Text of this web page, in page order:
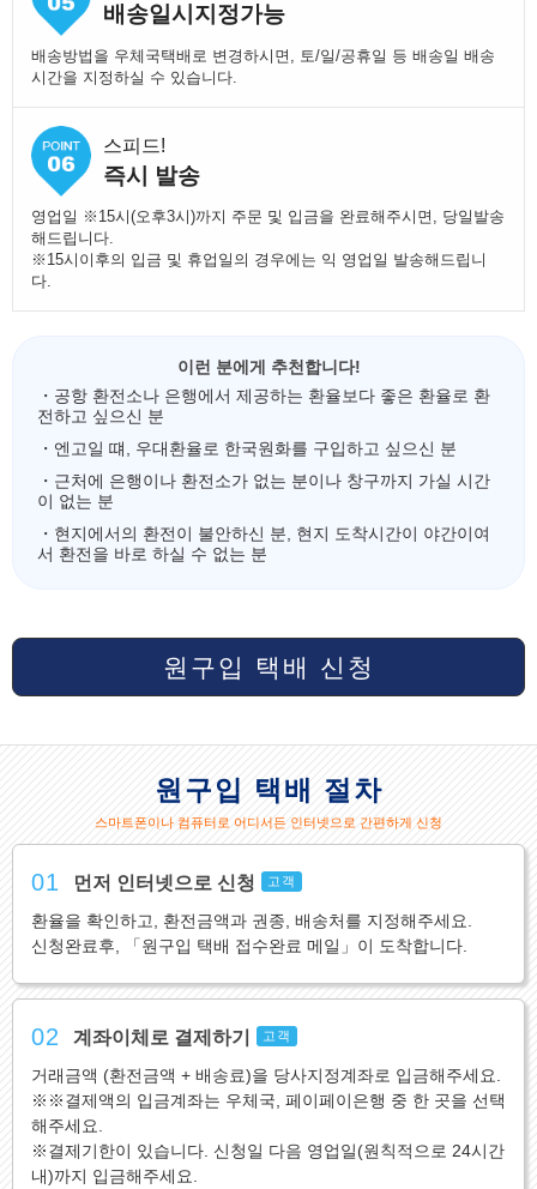
배송일시지정가능
배송방법을 우체국택배로 변경하시면, 토/일/공휴일 등 배송일 배송
시간을 지정하실 수 있습니다.
스피드!
즉시 발송
영업일 ※15시(오후3시)까지 주문 및 입금을 완료해주시면, 당일발송
해드립니다.
※15시이후의 입금 및 휴업일의 경우에는 익 영업일 발송해드립니
다.
이런 분에게 추천합니다!
・공항 환전소나 은행에서 제공하는 환율보다 좋은 환율로 환
전하고 싶으신 분
・엔고일 떄, 우대환율로 한국원화를 구입하고 싶으신 분
・근처에 은행이나 환전소가 없는 분이나 창구까지 가실 시간
이 없는 분
・현지에서의 환전이 불안하신 분, 현지 도착시간이 야간이여
서 환전을 바로 하실 수 없는 분
원구입 택배 신청
원구입 택배 절차
스마트폰이나 컴퓨터로 어디서든 인터넷으로 간편하게 신청
01 먼저 인터넷으로 신청 고객
환율을 확인하고, 환전금액과 권종, 배송처를 지정해주세요.
신청완료후, 「원구입 택배 접수완료 메일」이 도착합니다.
02 계좌이체로 결제하기 고객
거래금액 (환전금액 + 배송료)을 당사지정계좌로 입금해주세요.
※※결제액의 입금계좌는 우체국, 페이페이은행 중 한 곳을 선택
해주세요.
※결제기한이 있습니다. 신청일 다음 영업일(원칙적으로 24시간
내)까지 입금해주세요.